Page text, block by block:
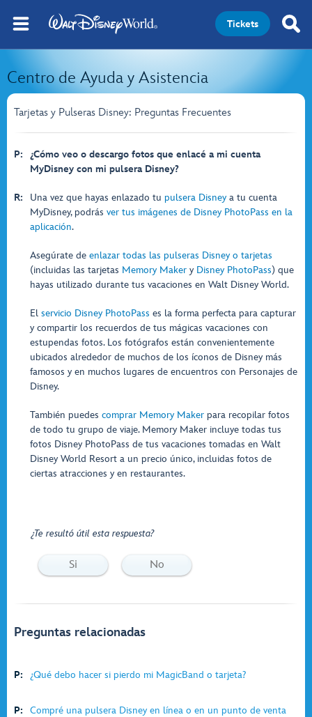
Tickets
Centro de Ayuda y Asistencia
Tarjetas y Pulseras Disney: Preguntas Frecuentes
P:
¿Cómo veo o descargo fotos que enlacé a mi cuenta
MyDisney con mi pulsera Disney?
R: Una vez que hayas enlazado tu pulsera Disney a tu cuenta
MyDisney, podrás ver tus imágenes de Disney PhotoPass en la
aplicación.
Asegúrate de enlazar todas las pulseras Disney o tarjetas
(incluidas las tarjetas Memory Maker y Disney PhotoPass) que
hayas utilizado durante tus vacaciones en Walt Disney World.
El servicio Disney PhotoPass es la forma perfecta para capturar
y compartir los recuerdos de tus mágicas vacaciones con
estupendas fotos. Los fotógrafos están convenientemente
ubicados alrededor de muchos de los íconos de Disney más
famosos y en muchos lugares de encuentros con Personajes de
Disney.
También puedes comprar Memory Maker para recopilar fotos
de todo tu grupo de viaje. Memory Maker incluye todas tus
fotos Disney PhotoPass de tus vacaciones tomadas en Walt
Disney World Resort a un precio único, incluidas fotos de
ciertas atracciones y en restaurantes.
¿Te resultó útil esta respuesta?
Si No
Preguntas relacionadas
P: ¿Qué debo hacer si pierdo mi MagicBand o tarjeta?
P:
Compré una pulsera Disney en línea o en un punto de venta